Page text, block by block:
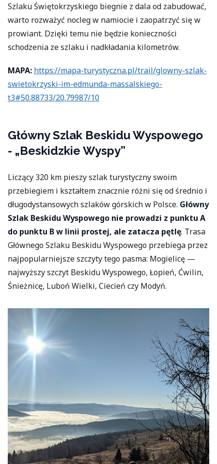
Szlaku Świętokrzyskiego biegnie z dala od zabudować,
warto rozważyć nocleg w namiocie i zaopatrzyć się w
prowiant. Dzięki temu nie będzie konieczności
schodzenia ze szlaku i nadkładania kilometrów.
MAPA: https://mapa-turystyczna.pl/trail/glowny-szlak-
swietokrzyski-im-edmunda-massalskiego-
t3#50.88733/20.79987/10
Główny Szlak Beskidu Wyspowego
- „Beskidzkie Wyspy”
Liczący 320 km pieszy szlak turystyczny swoim
przebiegiem i kształtem znacznie różni się od średnio i
długodystansowych szlaków górskich w Polsce. Główny
Szlak Beskidu Wyspowego nie prowadzi z punktu A
do punktu B w linii prostej, ale zatacza pętlę. Trasa
Głównego Szlaku Beskidu Wyspowego przebiega przez
najpopularniejsze szczyty tego pasma: Mogielicę —
najwyższy szczyt Beskidu Wyspowego, Łopień, Ćwilin,
Śnieżnicę, Luboń Wielki, Ciecień czy Modyń.